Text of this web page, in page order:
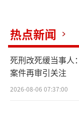
热点新闻
死刑改死缓当事人
案件再审引关注
2026-08-06 07:37:00